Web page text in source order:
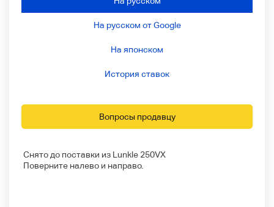
На русском от Google
На японском
История ставок
Вопросы продавцу
Снято до поставки из Lunkle 250VX
Поверните налево и направо.